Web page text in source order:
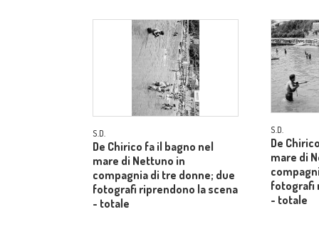
S.D.
De Chirico fa il bagno nel
mare di Nettuno in
compagnia di tre donne; due
fotografi riprendono la scena
- totale
S.D.
De
mare di
fotografi
- totale